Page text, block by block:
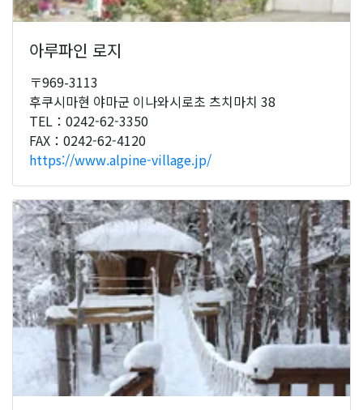
아루파인 로지
〒969-3113
후쿠시마현 야마군 이나와시로초 츠치마치 38
TEL：0242-62-3350
FAX：0242-62-4120
https://www.alpine-village.jp/